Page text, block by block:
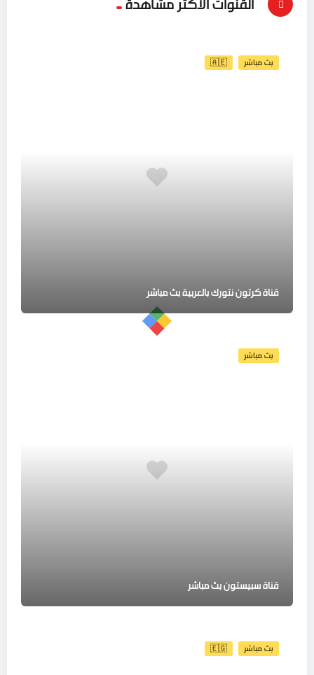
بث مباشر 🇦🇪
قناة كرتون نتورك بالعربية بث مباشر
بث مباشر
قناة سبيستون بث مباشر
بث مباشر 🇪🇬